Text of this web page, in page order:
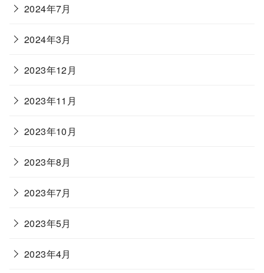
2024年7月
2024年3月
2023年12月
2023年11月
2023年10月
2023年8月
2023年7月
2023年5月
2023年4月